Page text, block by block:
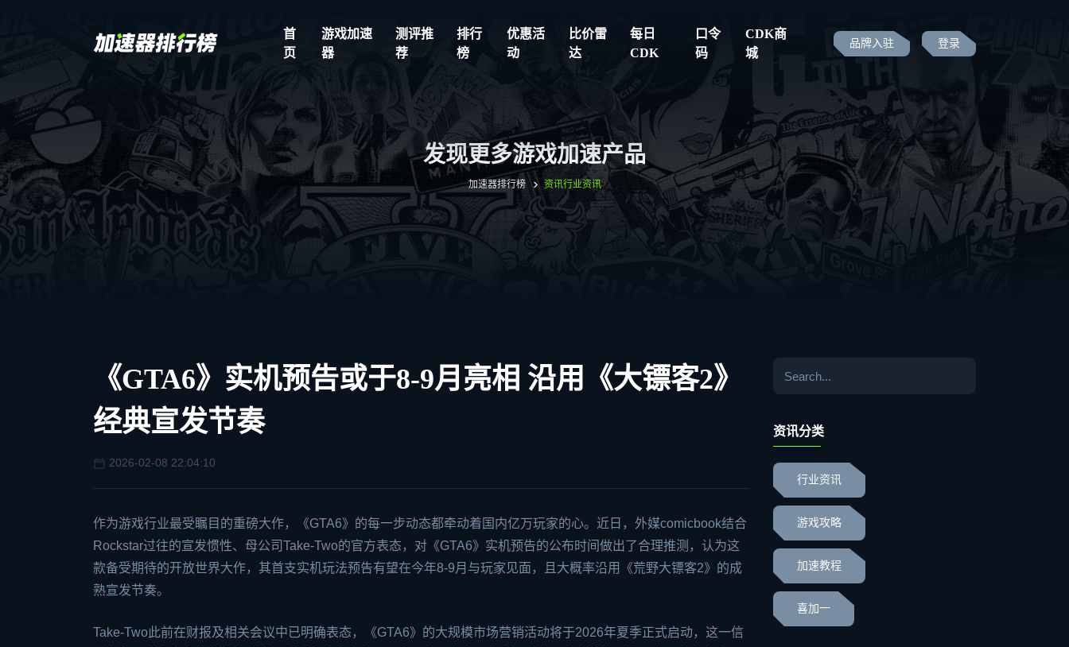
首
页
游戏加速
器
测评推
荐
排行
榜
优惠活
动
比价雷
达
每日
CDK
口令
码
CDK商
城
品牌入驻 登录
发现更多游戏加速产品
加速器排行榜 资讯行业资讯
《GTA6》实机预告或于8-9月亮相 沿用《大镖客2》
经典宣发节奏
2026-02-08 22:04:10
作为游戏行业最受瞩目的重磅大作，《GTA6》的每一步动态都牵动着国内亿万玩家的心。近日，外媒comicbook结合
Rockstar过往的宣发惯性、母公司Take-Two的官方表态，对《GTA6》实机预告的公布时间做出了合理推测，认为这
款备受期待的开放世界大作，其首支实机玩法预告有望在今年8-9月与玩家见面，且大概率沿用《荒野大镖客2》的成
熟宣发节奏。
Take-Two此前在财报及相关会议中已明确表态，《GTA6》的大规模市场营销活动将于2026年夏季正式启动，这一信
资讯分类
行业资讯
游戏攻略
加速教程
喜加一